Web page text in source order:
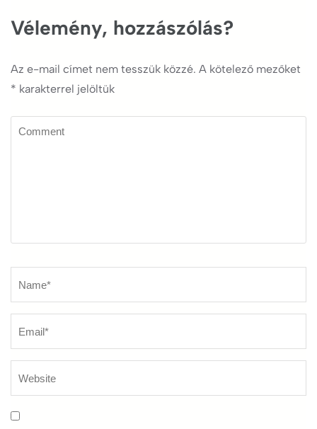
Vélemény, hozzászólás?
Az e-mail címet nem tesszük közzé. A kötelező mezőket
* karakterrel jelöltük
Comment